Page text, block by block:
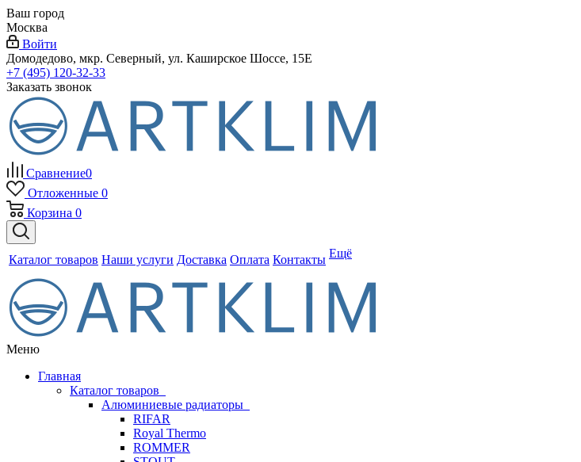
Ваш город
Москва
Войти
Домодедово, мкр. Северный, ул. Каширское Шоссе, 15Е
+7 (495) 120-32-33
Заказать звонок
Сравнение0
Отложенные 0
Корзина 0
Каталог товаров Наши услуги Доставка Оплата Контакты Ещё
Меню
Главная
Каталог товаров
Алюминиевые радиаторы
RIFAR
Royal Thermo
ROMMER